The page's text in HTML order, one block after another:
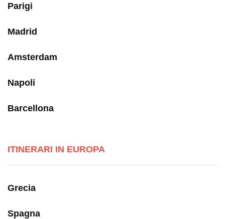
Parigi
Madrid
Amsterdam
Napoli
Barcellona
ITINERARI IN EUROPA
Grecia
Spagna